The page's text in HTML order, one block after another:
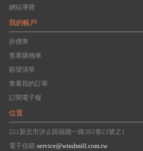
網站導覽
我的帳戶
折價券
查看購物車
願望清單
查看我的訂單
訂閱電子報
位置
221新北市汐止區福德一路392巷23號之1
電子信箱:service@windmill.com.tw